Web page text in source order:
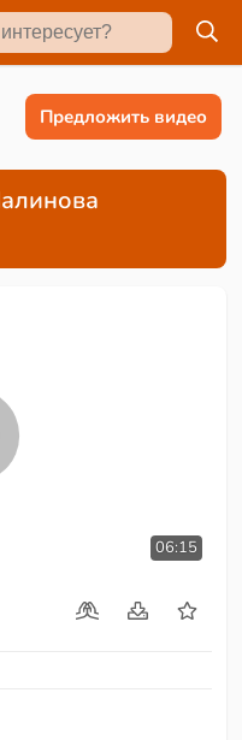
Предложить видео
06:15